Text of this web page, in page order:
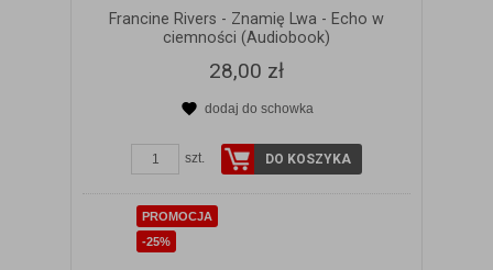
Francine Rivers - Znamię Lwa - Echo w
ciemności (Audiobook)
28,00 zł
dodaj do schowka
szt. DO KOSZYKA
PROMOCJA
-25%